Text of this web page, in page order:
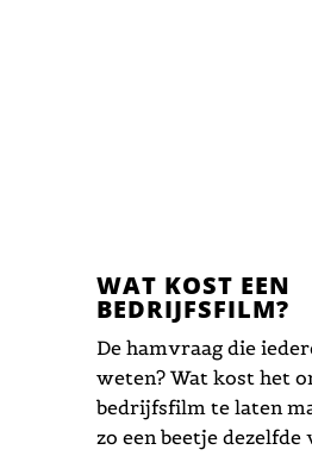
WAT KOST EEN
BEDRIJFSFILM?
De hamvraag die
weten? Wat kost het
bedrijfsfilm te laten
zo een beetje dezelfde